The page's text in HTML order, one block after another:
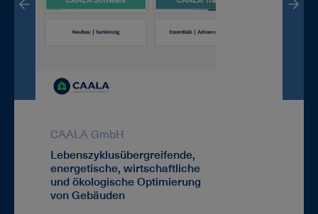
CAALA GmbH
Lebenszyklusübergreifende,
energetische, wirtschaftliche
und ökologische Optimierung
von Gebäuden